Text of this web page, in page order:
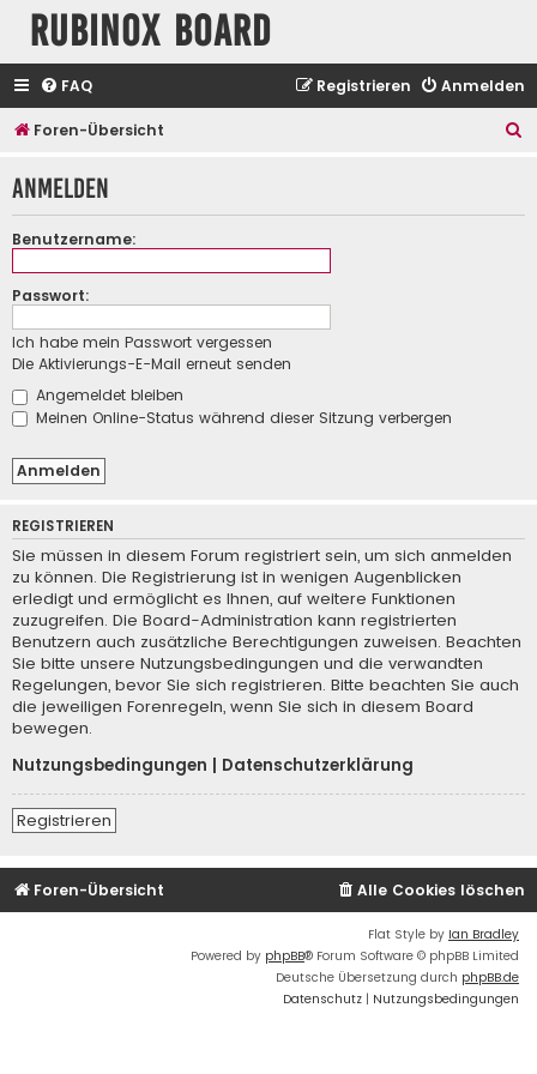
Rubinox Board
FAQ Anmelden
Registrieren
Foren-Übersicht
h
Anmelden
Benutzername:
Passwort:
Ich habe mein Passwort vergessen
Die Aktivierungs-E-Mail erneut senden
Angemeldet bleiben
Meinen Online-Status während dieser Sitzung verbergen
REGISTRIEREN
Sie müssen in diesem Forum registriert sein, um sich anmelden
zu können. Die Registrierung ist in wenigen Augenblicken
erledigt und ermöglicht es Ihnen, auf weitere Funktionen
zuzugreifen. Die Board-Administration kann registrierten
Benutzern auch zusätzliche Berechtigungen zuweisen. Beachten
Sie bitte unsere Nutzungsbedingungen und die verwandten
Regelungen, bevor Sie sich registrieren. Bitte beachten Sie auch
die jeweiligen Forenregeln, wenn Sie sich in diesem Board
bewegen.
Nutzungsbedingungen
Datenschutzerklärung
Registrieren
Foren-Übersicht Alle Cookies löschen
Flat Style by Ian Bradley
Powered by phpBB® Forum Software © phpBB Limited
Deutsche Übersetzung durch phpBB.de
Datenschutz | Nutzungsbedingungen